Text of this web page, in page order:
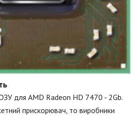
для AMD Radeon HD 7470 - 2Gb.
прискорювач, то виробники